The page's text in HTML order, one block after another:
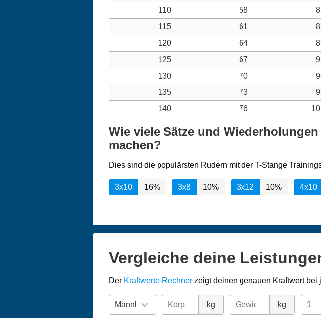
110
58
115
61
120
64
125
67
130
70
135
73
140
76
Wie viele Sätze und
machen?
Dies sind die populärsten Rudern mit der T-Stange
3x10 16% 3x8 10% 3x12 10% 4x10
Vergleiche deine
Der Kraftwerte-Rechner zeigt deinen genauen Kraftwert bei
kg kg